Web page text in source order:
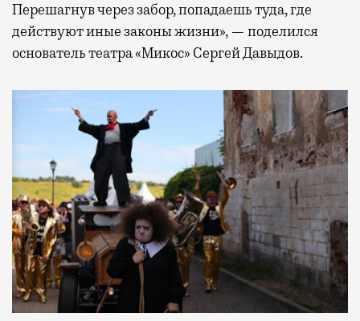
Перешагнув через забор, попадаешь туда, где
действуют иные законы жизни», — поделился
основатель театра «Микос» Сергей Давыдов.